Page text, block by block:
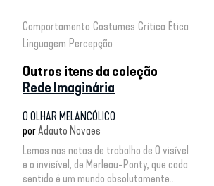
Comportamento Costumes Crítica Ética
Linguagem Percepção
Outros itens da coleção
Rede Imaginária
O OLHAR MELANCÓLICO
porAdauto Novaes
Lemos nas notas de trabalho de O visível
e o invisível, de Merleau-Ponty, que cada
sentido é um mundo absolutamente...